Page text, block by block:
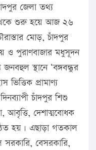
জেলা তথ্য
থেকে শুরু হয়ে আজ ২৬
মোড়, চাঁদপুর
ও পুরাণবাজার মধুসূদন
স্থানে ‘বঙ্গবন্ধুর
ভিত্তিক প্রামাণ্য
চাঁদপুর শিশু
আবৃত্তি, দেশাত্মবোধক
হয়। এছাড়া গতকাল
বেসরকারি,